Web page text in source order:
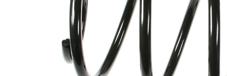
Tvar
pružiny
pružina s
konstatním
průměrem
Vnější
průměr
181 mm
Barevné
značení –
barva 1
bílá